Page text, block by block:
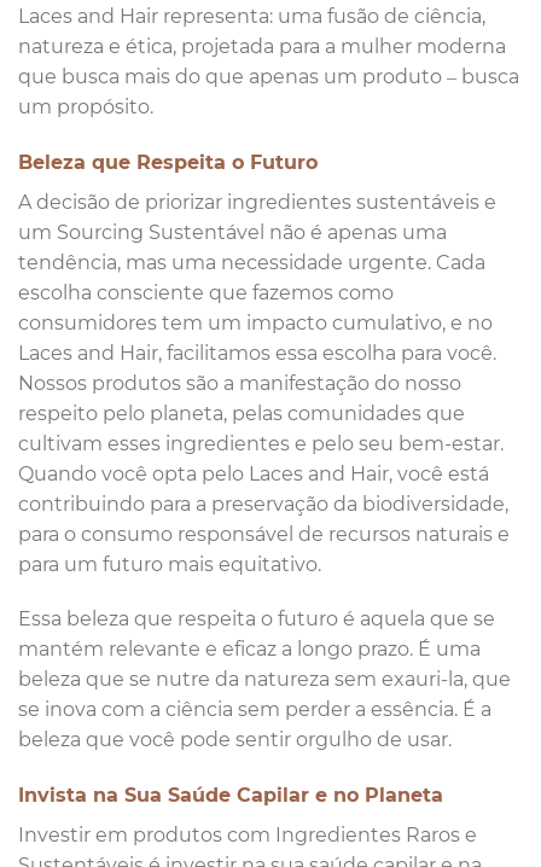
Laces and Hair representa: uma fusão de ciência,
natureza e ética, projetada para a mulher moderna
que busca mais do que apenas um produto – busca
um propósito.
Beleza que Respeita o Futuro
A decisão de priorizar ingredientes sustentáveis e
um Sourcing Sustentável não é apenas uma
tendência, mas uma necessidade urgente. Cada
escolha consciente que fazemos como
consumidores tem um impacto cumulativo, e no
Laces and Hair, facilitamos essa escolha para você.
Nossos produtos são a manifestação do nosso
respeito pelo planeta, pelas comunidades que
cultivam esses ingredientes e pelo seu bem-estar.
Quando você opta pelo Laces and Hair, você está
contribuindo para a preservação da biodiversidade,
para o consumo responsável de recursos naturais e
para um futuro mais equitativo.
Essa beleza que respeita o futuro é aquela que se
mantém relevante e eficaz a longo prazo. É uma
beleza que se nutre da natureza sem exauri-la, que
se inova com a ciência sem perder a essência. É a
beleza que você pode sentir orgulho de usar.
Invista na Sua Saúde Capilar e no Planeta
Investir em produtos com Ingredientes Raros e